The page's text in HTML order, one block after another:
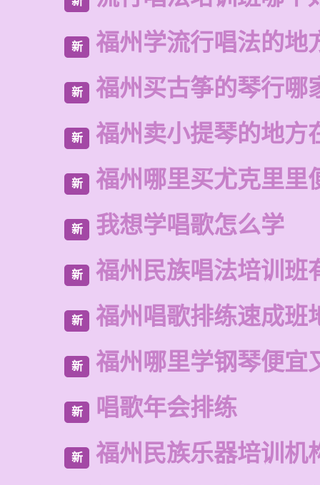
新 福州学流行唱法的地
新 福州买古筝的琴行哪
新 福州卖小提琴的地方
新 福州哪里买尤克里里
新 我想学唱歌怎么学
新 福州民族唱法培训班
新 福州唱歌排练速成班
新 福州哪里学钢琴便宜
新 唱歌年会排练
新 福州民族乐器培训机